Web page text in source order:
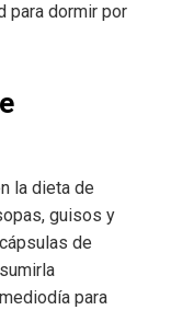
para dormir por
la dieta de
guisos y
de
para